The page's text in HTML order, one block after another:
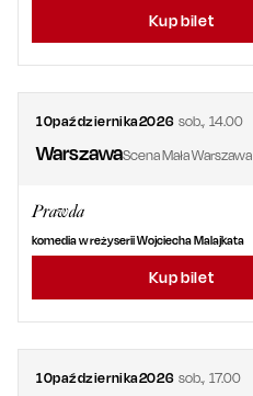
Kup bilet
10października2026 sob.,14.00
WarszawaScena Mała Warszawa
Prawda
komedia w reżyserii Wojciecha Malajkata
Kup bilet
10października2026 sob.,17.00